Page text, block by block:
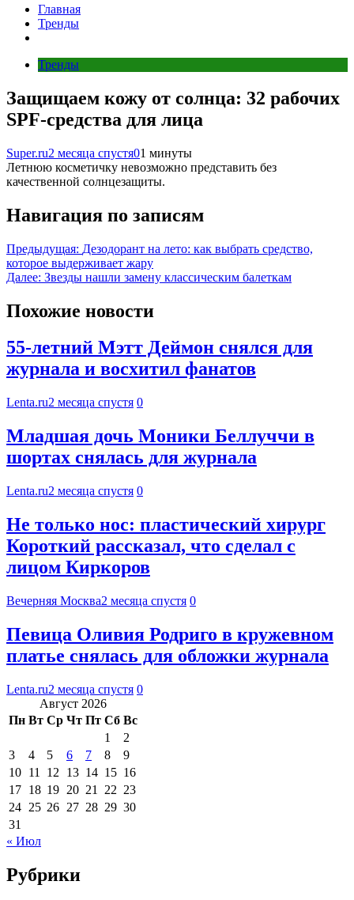
Главная
Тренды
Тренды
Защищаем кожу от солнца: 32 рабочих
SPF‑средства для лица
Super.ru2 месяца спустя01 минуты
Летнюю косметичку невозможно представить без
качественной солнцезащиты.
Навигация по записям
Предыдущая: Дезодорант на лето: как выбрать средство,
которое выдерживает жару
Далее: Звезды нашли замену классическим балеткам
Похожие новости
55-летний Мэтт Деймон снялся для
журнала и восхитил фанатов
Lenta.ru2 месяца спустя 0
Младшая дочь Моники Беллуччи в
шортах снялась для журнала
Lenta.ru2 месяца спустя 0
Не только нос: пластический хирург
Короткий рассказал, что сделал с
лицом Киркоров
Вечерняя Москва2 месяца спустя 0
Певица Оливия Родриго в кружевном
платье снялась для обложки журнала
Lenta.ru2 месяца спустя 0
Август 2026
Пн Вт Ср Чт Пт Сб Вс
1
2
3
4 5 6 7 8
9
10 11 12 13 14 15 16
17 18 19 20 21 22 23
24 25 26 27 28 29 30
31
« Июл
Рубрики